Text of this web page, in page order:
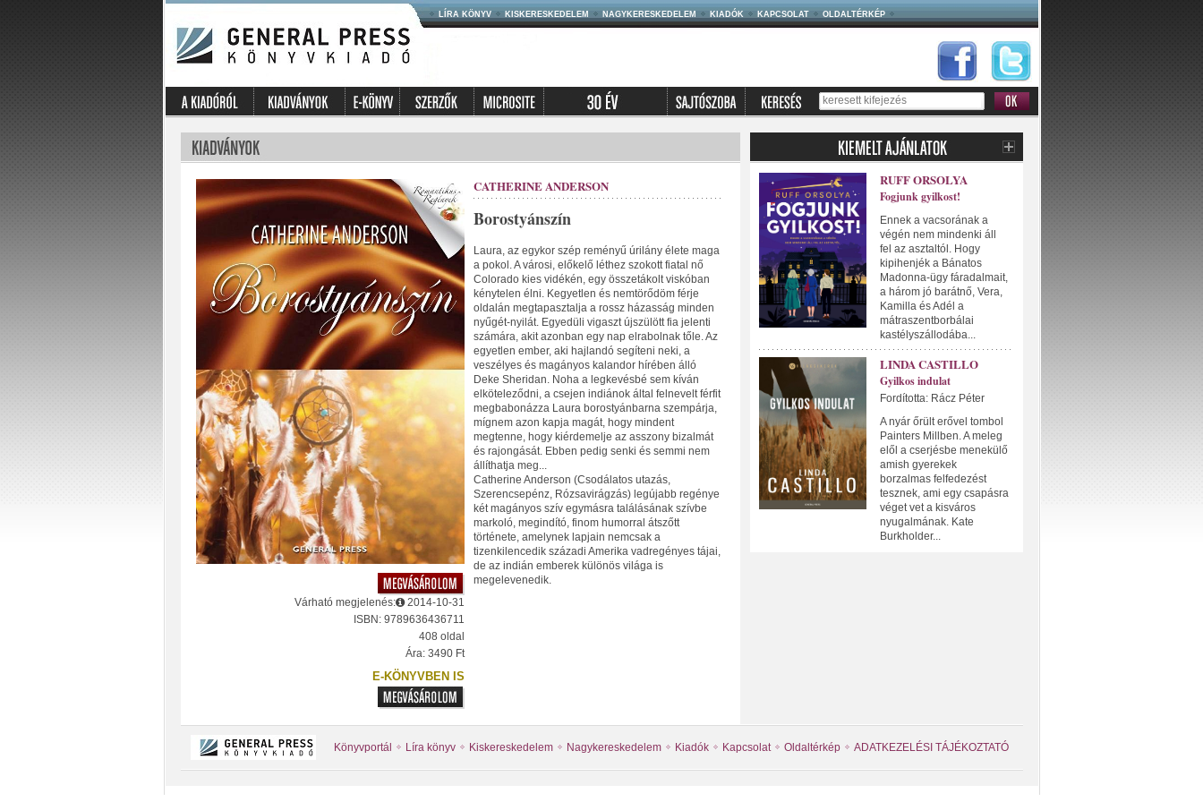
LÍRA KÖNYV KISKERESKEDELEM NAGYKERESKEDELEM KIADÓK KAPCSOLAT OLDALTÉRKÉP
Várható megjelenés:
2014-10-31
ISBN: 9789636436711
408 oldal
Ára: 3490 Ft
E-KÖNYVBEN IS
CATHERINE ANDERSON
Borostyánszín
Laura, az egykor szép reményű úrilány élete maga
a pokol. A városi, előkelő léthez szokott fiatal nő
Colorado kies vidékén, egy összetákolt viskóban
kénytelen élni. Kegyetlen és nemtörődöm férje
oldalán megtapasztalja a rossz házasság minden
nyűgét-nyilát. Egyedüli vigaszt újszülött fia jelenti
számára, akit azonban egy nap elrabolnak tőle. Az
egyetlen ember, aki hajlandó segíteni neki, a
veszélyes és magányos kalandor hírében álló
Deke Sheridan. Noha a legkevésbé sem kíván
elköteleződni, a csejen indiánok által felnevelt férfit
megbabonázza Laura borostyánbarna szempárja,
mígnem azon kapja magát, hogy mindent
megtenne, hogy kiérdemelje az asszony bizalmát
és rajongását. Ebben pedig senki és semmi nem
állíthatja meg...
Catherine Anderson (Csodálatos utazás,
Szerencsepénz, Rózsavirágzás) legújabb regénye
két magányos szív egymásra találásának szívbe
markoló, megindító, finom humorral átszőtt
története, amelynek lapjain nemcsak a
tizenkilencedik századi Amerika vadregényes tájai,
de az indián emberek különös világa is
megelevenedik.
RUFF ORSOLYA
Fogjunk gyilkost!
Ennek a vacsorának a
végén nem mindenki áll
fel az asztaltól. Hogy
kipihenjék a Bánatos
Madonna-ügy fáradalmait,
a három jó barátnő, Vera,
Kamilla és Adél a
mátraszentborbálai
kastélyszállodába...
LINDA CASTILLO
Gyilkos indulat
Fordította: Rácz Péter
A nyár őrült erővel tombol
Painters Millben. A meleg
elől a cserjésbe menekülő
amish gyerekek
borzalmas felfedezést
tesznek, ami egy csapásra
véget vet a kisváros
nyugalmának. Kate
Burkholder...
Könyvportál Líra könyv Kiskereskedelem Nagykereskedelem Kiadók Kapcsolat Oldaltérkép ADATKEZELÉSI TÁJÉKOZTATÓ